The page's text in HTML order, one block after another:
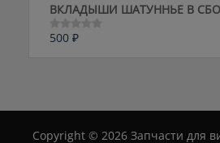
ВКЛАДЫШИ ШАТУННЬЕ В
Оценка
500 ₽
Copyright © 2026 Запчасти для